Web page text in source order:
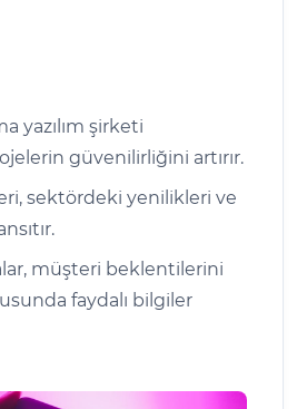
yazılım şirketi
güvenilirliğini artırır.
sektördeki yenilikleri ve
müşteri beklentilerini
faydalı bilgiler